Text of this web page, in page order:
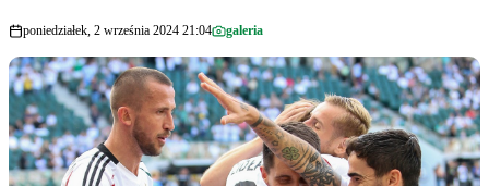
poniedziałek, 2 września 2024 21:04 galeria